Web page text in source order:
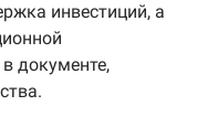
инвестиций, а
документе,